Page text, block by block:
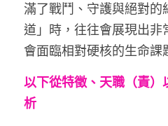
滿了戰鬥、守護與絕對
道」時，往往會展現出非
會面臨相對硬核的生命課
以下從特徵、天職（責
析